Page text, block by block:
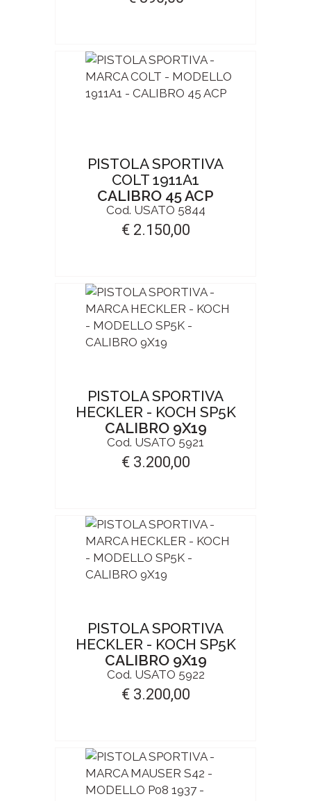
PISTOLA SPORTIVA
COLT 1911A1
CALIBRO 45 ACP
Cod. USATO 5844
€ 2.150,00
PISTOLA SPORTIVA
HECKLER - KOCH SP5K
CALIBRO 9X19
Cod. USATO 5921
€ 3.200,00
PISTOLA SPORTIVA
HECKLER - KOCH SP5K
CALIBRO 9X19
Cod. USATO 5922
€ 3.200,00